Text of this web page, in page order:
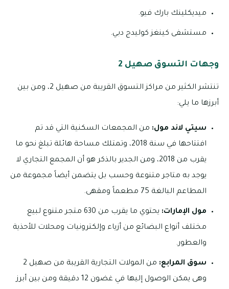
ميديكلينك بارك فيو.
مستشفى كينغز كوليدج دبي.
وجهات التسوق صهيل 2
تنتشر الكثير من مراكز التسوق القريبة من صهيل 2، ومن بين
أبرزها ما يلي:
سيتي لاند مول: من المجمعات السكنية التي قد تم
افتتاحها في سنة 2018، وتمتلك مساحة هائلة تبلغ نحو ما
يقرب من 2018، ومن الجدير بالذكر هو أن المجمع التجاري لا
يوجد به متاجر متنوعة وحسب بل يتضمن أيضاً مجموعة من
المطاعم البالغة 75 مطعماً ومقهى.
مول الإمارات:
يحتوي ما يقرب من 630 متجر متنوع لبيع
مختلف أنواع البضائع من أزياء وإلكترونيات ومحلات للأحذية
والعطور.
سوق المرابع:
من المولات التجارية القريبة من صهيل 2
وهى يمكن الوصول إليها في غضون 12 دقيقة ومن بين أبرز